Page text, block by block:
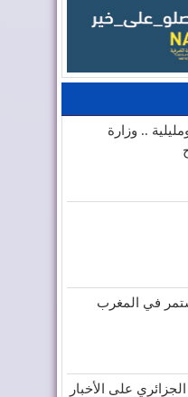
.. وزارة
في المغرب
على الأخبار